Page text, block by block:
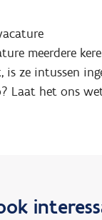
meerdere
is ze intussen
Laat het ons